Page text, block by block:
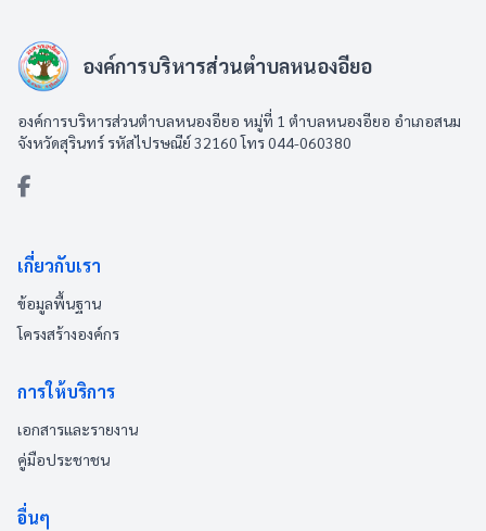
องค์การบริหารส่วนตำบลหนองอียอ
องค์การบริหารส่วนตำบลหนองอียอ หมู่ที่ 1 ตำบลหนองอียอ อำเภอสนม
จังหวัดสุรินทร์ รหัสไปรษณีย์ 32160 โทร 044-060380
เกี่ยวกับเรา
ข้อมูลพื้นฐาน
โครงสร้างองค์กร
การให้บริการ
เอกสารและรายงาน
คู่มือประชาชน
อื่นๆ